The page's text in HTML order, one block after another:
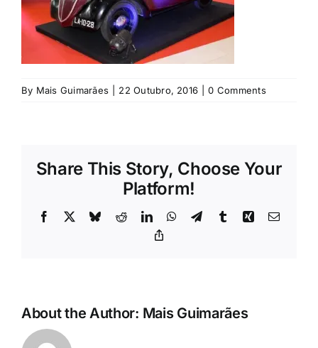
Rubricas
Revista
By Mais Guimarães 22 Outubro, 2016 0 Comments
Share This Story, Choose Your
Platform!
Facebook BlueskyRedditLinkedInWhatsApp
TelegramTumblrXing Email
About the Author: Mais Guimarães